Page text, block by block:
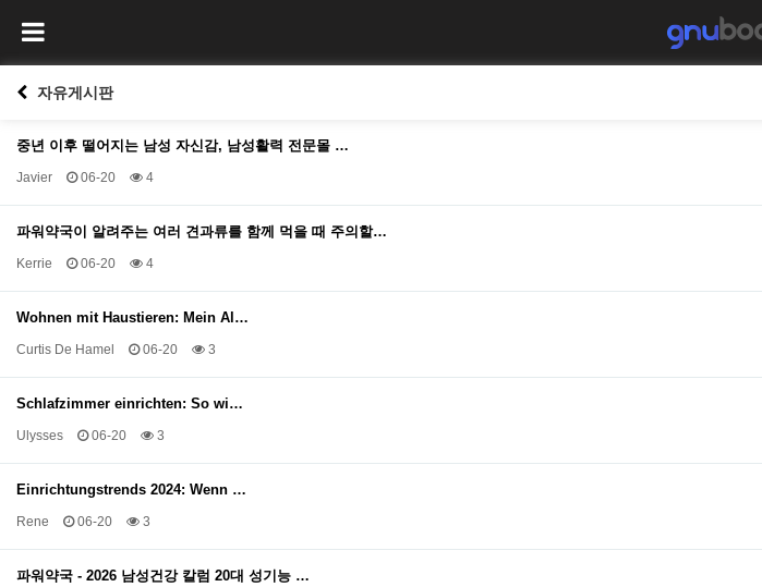
자유게시판
중년 이후 떨어지는 남성 자신감, 남성활력 전문몰 …
Javier 06-20 4
파워약국이 알려주는 여러 견과류를 함께 먹을 때 주의할…
Kerrie 06-20 4
Wohnen mit Haustieren: Mein Al…
Curtis De Hamel 06-20 3
Schlafzimmer einrichten: So wi…
Ulysses 06-20 3
Einrichtungstrends 2024: Wenn …
Rene 06-20 3
파워약국 - 2026 남성건강 칼럼 20대 성기능 …